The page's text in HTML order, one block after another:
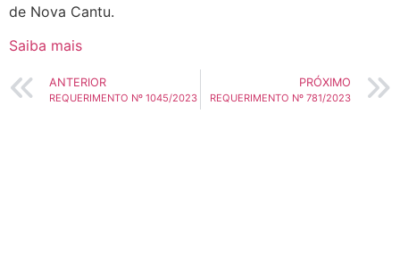
de Nova Cantu.
Saiba mais
ANTERIOR
REQUERIMENTO Nº 1045/2023
PRÓXIMO
REQUERIMENTO Nº 781/2023